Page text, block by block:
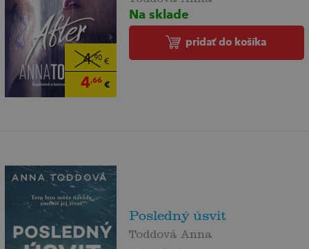
4,90€
4,66€
Na sklade
pridať do košíka
Posledný úsvit
Toddová Anna